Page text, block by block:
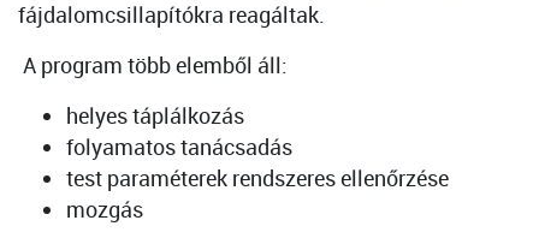
fájdalomcsillapítókra reagáltak.
A program több elemből áll:
helyes táplálkozás
folyamatos tanácsadás
test paraméterek rendszeres ellenőrzése
mozgás